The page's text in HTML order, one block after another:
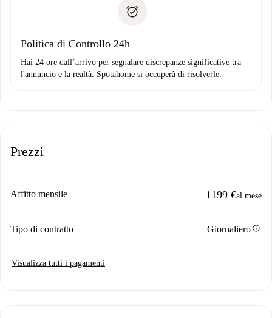
Domiciliazione del pagamento
solo se non segnali problemi.
Politica di Controllo 24h
Hai 24 ore dall’arrivo per segnalare discrepanze significative tra
l'annuncio e la realtà. Spotahome si occuperà di risolverle.
Prezzi
Affitto mensile 1199 €al mese
Tipo di contratto Giornalieroinfo
Visualizza tutti i pagamenti